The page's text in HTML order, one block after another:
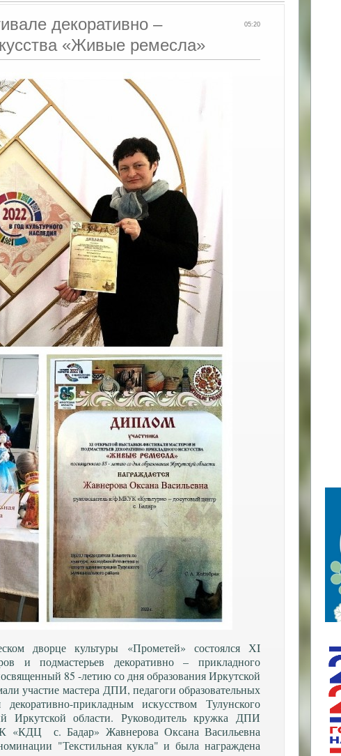
05:20
декоративно –
«Живые ремесла»
дворце культуры «Прометей» состоялся ХI
и подмастерьев декоративно – прикладного
85 -летию со дня образования Иркутской
участие мастера ДПИ, педагоги образовательных
прикладным искусством Тулунского
Иркутской области. Руководитель кружка ДПИ
«КДЦ с. Бадар» Жавнерова Оксана Васильевна
"Текстильная кукла" и была награждена